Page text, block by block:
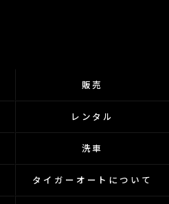
販売
レンタル
洗車
タイガーオートについて